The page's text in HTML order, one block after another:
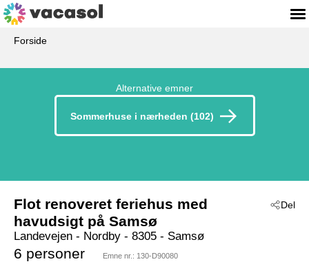
Forside
Alternative emner
Sommerhuse i nærheden (102)
Del
Flot renoveret feriehus med
havudsigt på Samsø
Landevejen - Nordby - 8305 - Samsø
6 personer Emne nr.: 130-D90080